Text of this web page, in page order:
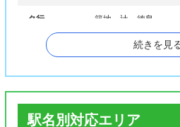
タ行 築地、辻、徳島
永山、延方、延方西、
ハ行 日の出、福島、古高
続きを見
駅名別対応エリア